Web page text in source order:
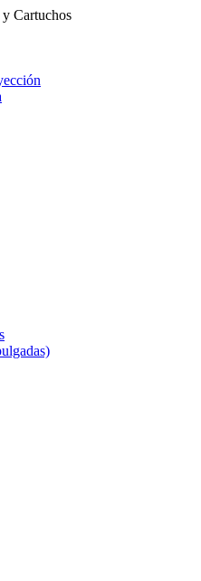
Cartuchos